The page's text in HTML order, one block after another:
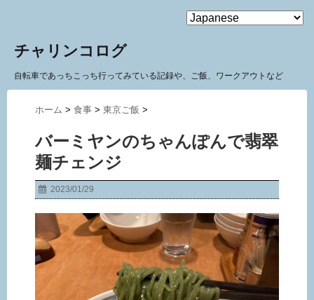
MENU
チャリンコログ
自転車であっちこっち行ってみている記録や、ご飯、ワークアウトなど
ホーム > 食事 > 東京ご飯 >
バーミヤンのちゃんぽんで翡翠
麺チェンジ
2023/01/29